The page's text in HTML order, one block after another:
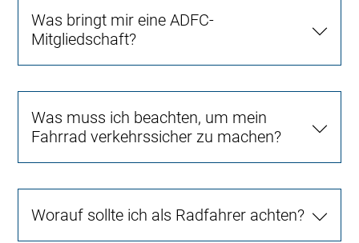
Was bringt mir eine ADFC-
Mitgliedschaft?
Was muss ich beachten, um mein
Fahrrad verkehrssicher zu machen?
Worauf sollte ich als Radfahrer achten?